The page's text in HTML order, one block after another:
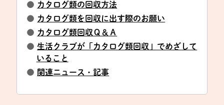
● カタログ類の回収方法
● カタログ類を回収に出す際のお願い
● カタログ類回収Ｑ＆Ａ
● 生活クラブが「カタログ類回収」でめざして
いること
● 関連ニュース・記事